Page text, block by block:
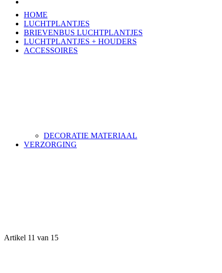
HOME
LUCHTPLANTJES
BRIEVENBUS LUCHTPLANTJES
LUCHTPLANTJES + HOUDERS
ACCESSOIRES
DECORATIE MATERIAAL
VERZORGING
Artikel 11 van 15